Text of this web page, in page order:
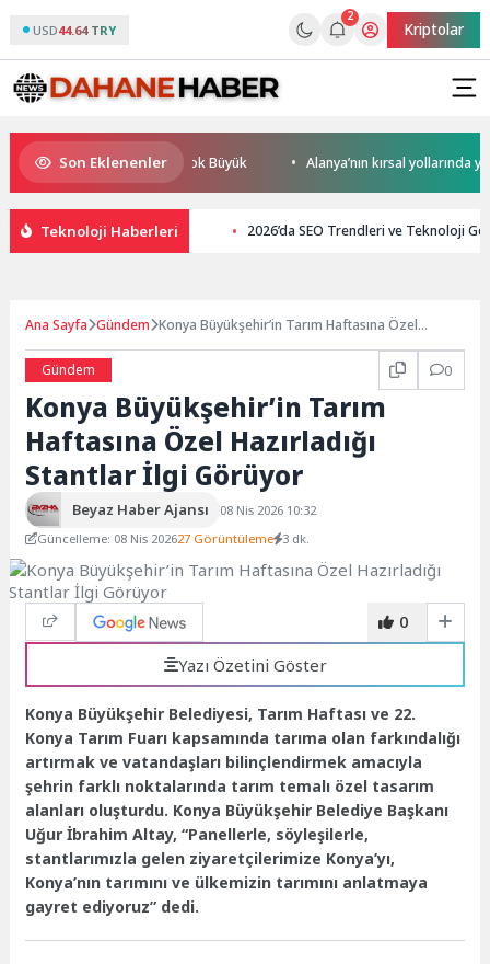
USD44.64 TRY
2
Kriptolar
Son Eklenenler
Rekabet Potansiyeli Çok Büyük Alanya’nın kırsal yollarında
Teknoloji Haberleri 2026’da SEO Trendleri ve Teknoloji
Ana Sayfa Gündem Konya Büyükşehir’in Tarım Haftasına Özel
Gündem
0
Konya Büyükşehir’in Tarım
Haftasına Özel Hazırladığı
Stantlar İlgi Görüyor
Beyaz Haber Ajansı
08 Nis 2026 10:32
Güncelleme: 08 Nis 202627 Görüntüleme 3 dk.
0
Yazı Özetini Göster
Konya Büyükşehir Belediyesi, Tarım Haftası ve 22.
Konya Tarım Fuarı kapsamında tarıma olan farkındalığı
artırmak ve vatandaşları bilinçlendirmek amacıyla
şehrin farklı noktalarında tarım temalı özel tasarım
alanları oluşturdu. Konya Büyükşehir Belediye Başkanı
Uğur İbrahim Altay, “Panellerle, söyleşilerle,
stantlarımızla gelen ziyaretçilerimize Konya’yı,
Konya’nın tarımını ve ülkemizin tarımını anlatmaya
gayret ediyoruz” dedi.